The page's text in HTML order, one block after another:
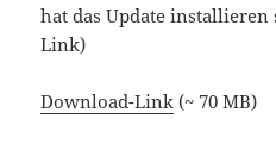
hat das Update
Link)
Download-Link (~ 70 MB)